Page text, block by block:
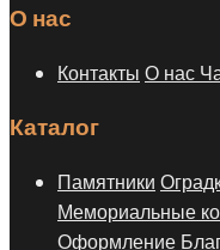
О нас
Контакты О нас
Каталог
Памятники
Мемориальные
Оформление